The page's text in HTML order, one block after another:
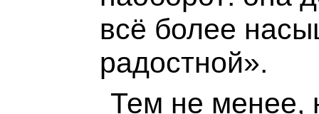
всё более
радостной».
Тем не менее,